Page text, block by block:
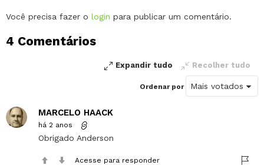
Deixe
comentário
Você precisa fazer o login para publicar um comentário.
4 Comentários
Expandir tudo Recolher tudo
Ordenar por
MARCELO HAACK
há 2 anos
Obrigado Anderson
Acesse para responder